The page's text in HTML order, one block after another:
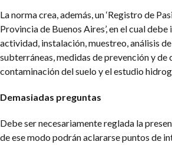
La norma crea, además, un ‘Registro de
Provincia de Buenos Aires’, en el cual
actividad, instalación, muestreo, análisis de
subterráneas, medidas de prevención y de
contaminación del suelo y el estudio
Demasiadas preguntas
Debe ser necesariamente reglada la
de ese modo podrán aclararse puntos de